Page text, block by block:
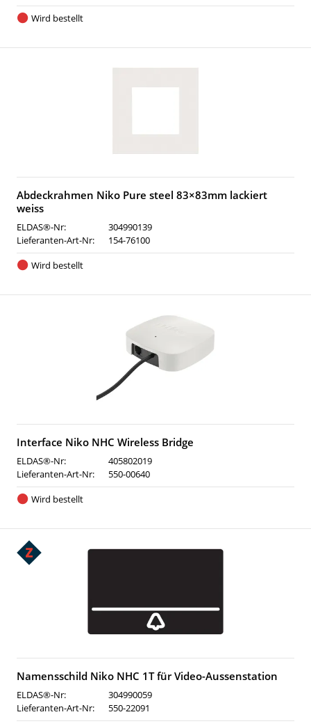
Wird bestellt
Abdeckrahmen Niko Pure steel 83×83mm lackiert
weiss
ELDAS®-Nr:
304990139
Lieferanten-Art-Nr:
154-76100
Wird bestellt
Interface Niko NHC Wireless Bridge
ELDAS®-Nr:
405802019
Lieferanten-Art-Nr:
550-00640
Wird bestellt
Namensschild Niko NHC 1T für Video-Aussenstation
ELDAS®-Nr:
304990059
Lieferanten-Art-Nr:
550-22091